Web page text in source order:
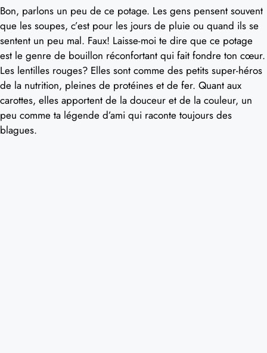
Bon, parlons un peu de ce potage. Les gens pensent souvent
que les soupes, c’est pour les jours de pluie ou quand ils se
sentent un peu mal. Faux! Laisse-moi te dire que ce potage
est le genre de bouillon réconfortant qui fait fondre ton cœur.
Les lentilles rouges? Elles sont comme des petits super-héros
de la nutrition, pleines de protéines et de fer. Quant aux
carottes, elles apportent de la douceur et de la couleur, un
peu comme ta légende d’ami qui raconte toujours des
blagues.